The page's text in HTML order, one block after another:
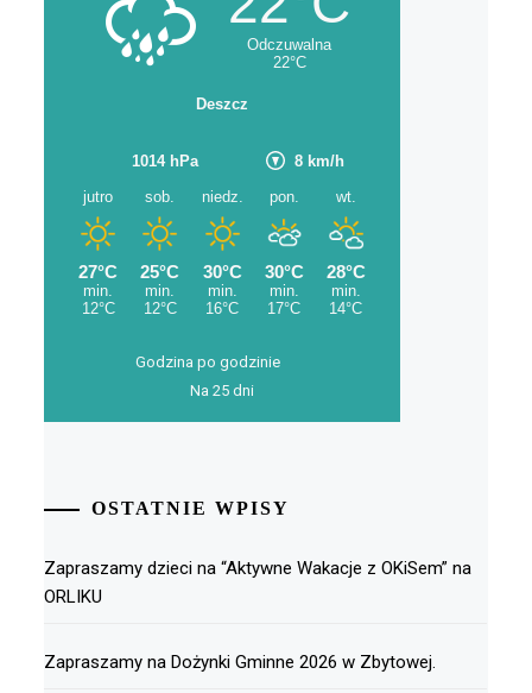
Godzina po godzinie
Na 25 dni
OSTATNIE WPISY
Zapraszamy dzieci na “Aktywne Wakacje z OKiSem” na
ORLIKU
Zapraszamy na Dożynki Gminne 2026 w Zbytowej.